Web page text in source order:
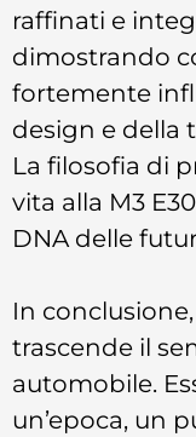
raffinati e
dimostrando
fortemente
design e della
La filosofia di
vita alla M3
DNA delle
In
trascende il
automobile.
un’epoca, un